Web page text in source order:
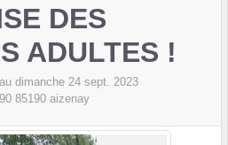
DES
ADULTES !
au dimanche 24 sept. 2023
85190 aizenay